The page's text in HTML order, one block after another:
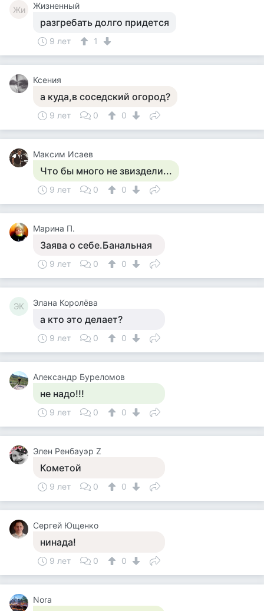
Жи Жизненный
разгребать долго придется
9 лет 1
Ксения
а куда,в соседский огород?
9 лет 0 0
Максим Исаев
Что бы много не звиздели...
9 лет 0 0
Марина П.
Заява о себе.Банальная
9 лет 0 0
ЭК Элана Королёва
а кто это делает?
9 лет 0 0
Александр Буреломов
не надо!!!
9 лет 0 0
Элен Ренбауэр Z
Кометой
9 лет 0 0
Сергей Ющенко
нинада!
9 лет 0 0
Nora